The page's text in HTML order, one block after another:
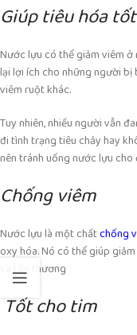
Giúp tiêu hóa tốt
Nước lựu có thể giảm viêm ở
lại lợi ích cho những người bị
viêm ruột khác.
Tuy nhiên, nhiều người vẫn
đi tình trạng tiêu chảyhay
nên tránh uống nước lựu
Chống viêm
Nước lựu là một chấtchống
oxy hóa. Nó có thể giúp
và tổn thương
Tốt cho tim